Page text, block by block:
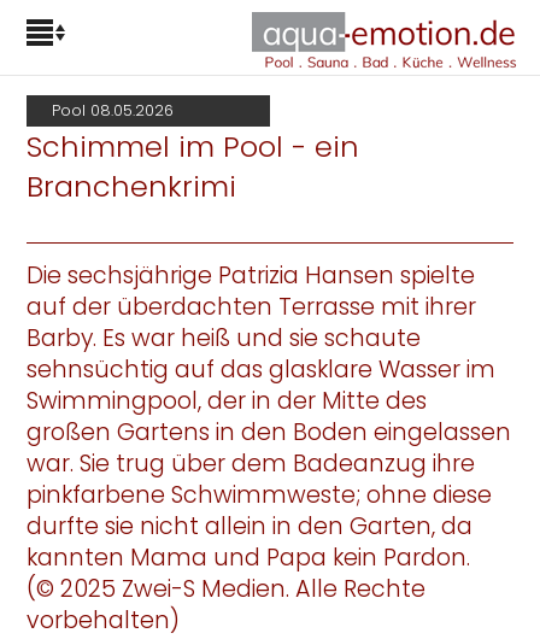
Pool 08.05.2026
Schimmel im Pool - ein
Branchenkrimi
Die sechsjährige Patrizia Hansen spielte
auf der überdachten Terrasse mit ihrer
Barby. Es war heiß und sie schaute
sehnsüchtig auf das glasklare Wasser im
Swimmingpool, der in der Mitte des
großen Gartens in den Boden eingelassen
war. Sie trug über dem Badeanzug ihre
pinkfarbene Schwimmweste; ohne diese
durfte sie nicht allein in den Garten, da
kannten Mama und Papa kein Pardon.
(© 2025 Zwei-S Medien. Alle Rechte
vorbehalten)